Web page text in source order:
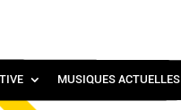
MUSIQUES ACTUELLES